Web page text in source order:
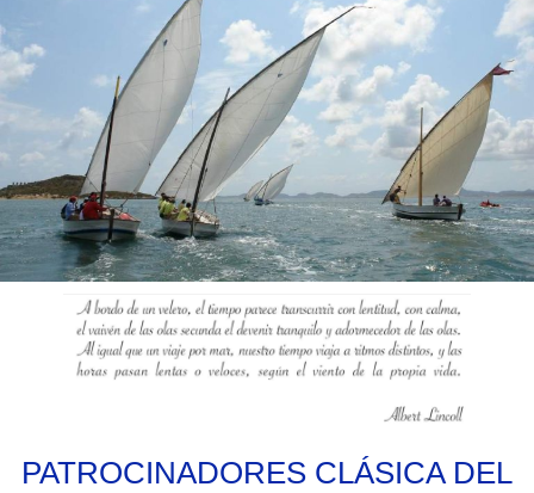
PATROCINADORES CLÁSICA DEL